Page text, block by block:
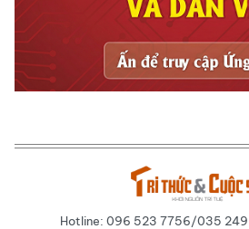
Hotline: 096 523 7756/035 249